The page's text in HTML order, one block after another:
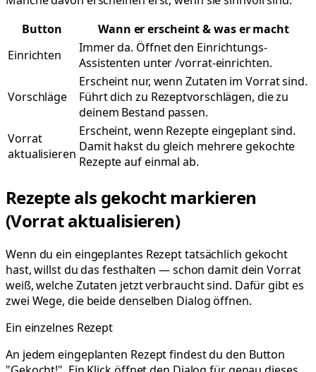
Button
Wann er erscheint & was er macht
Einrichten
Immer da. Öffnet den Einrichtungs-
Assistenten unter /vorrat-einrichten.
Vorschläge
Erscheint nur, wenn Zutaten im Vorrat sind.
Führt dich zu Rezeptvorschlägen, die zu
deinem Bestand passen.
Vorrat
aktualisieren
Erscheint, wenn Rezepte eingeplant sind.
Damit hakst du gleich mehrere gekochte
Rezepte auf einmal ab.
Rezepte als gekocht markieren
(Vorrat aktualisieren)
Wenn du ein eingeplantes Rezept tatsächlich gekocht
hast, willst du das festhalten — schon damit dein Vorrat
weiß, welche Zutaten jetzt verbraucht sind. Dafür gibt es
zwei Wege, die beide denselben Dialog öffnen.
Ein einzelnes Rezept
An jedem eingeplanten Rezept findest du den Button